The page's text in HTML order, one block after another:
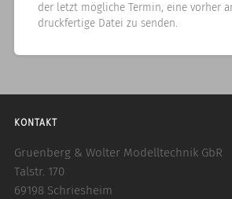
der letzt mögliche Termin, eine vorher
druckfertige Datei zu senden.
KONTAKT
Gruenberg & Wolter Modelltechnik GbR
Talstr. 170
69198 Schriesheim